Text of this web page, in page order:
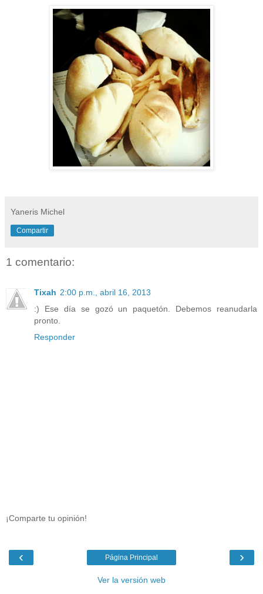
Yaneris Michel
Compartir
1 comentario:
Tixah 2:00 p.m., abril 16, 2013
:) Ese día se gozó un paquetón. Debemos reanudarla
pronto.
Responder
¡Comparte tu opinión!
‹ ›
Página Principal
Ver la versión web